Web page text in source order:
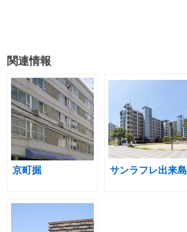
関連情報
京町掘 サンラフレ出来島